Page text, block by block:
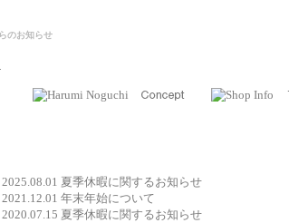
のお知らせ
2025.08.01 夏季休暇に関するお知らせ
2021.12.01 年末年始について
2020.07.15 夏季休暇に関するお知らせ